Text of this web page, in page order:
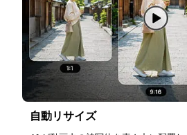
自動リサイズ